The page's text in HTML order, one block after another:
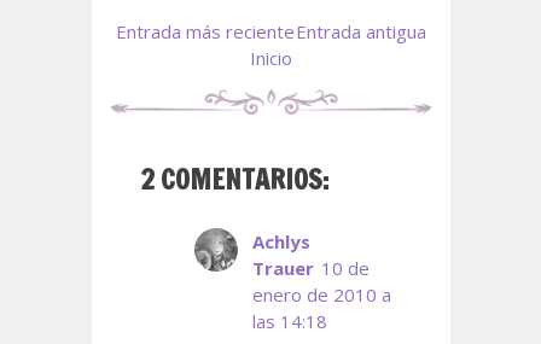
Entrada más recienteEntrada antigua
Inicio
2 COMENTARIOS:
Achlys
Trauer 10 de
enero de 2010 a
las 14:18